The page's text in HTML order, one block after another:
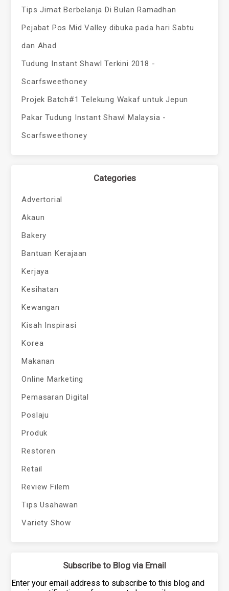
Tips Jimat Berbelanja Di Bulan Ramadhan
Pejabat Pos Mid Valley dibuka pada hari Sabtu
dan Ahad
Tudung Instant Shawl Terkini 2018 -
Scarfsweethoney
Projek Batch#1 Telekung Wakaf untuk Jepun
Pakar Tudung Instant Shawl Malaysia -
Scarfsweethoney
Categories
Advertorial
Akaun
Bakery
Bantuan Kerajaan
Kerjaya
Kesihatan
Kewangan
Kisah Inspirasi
Korea
Makanan
Online Marketing
Pemasaran Digital
Poslaju
Produk
Restoren
Retail
Review Filem
Tips Usahawan
Variety Show
Subscribe to Blog via Email
Enter your email address to subscribe to this blog and